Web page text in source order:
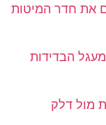
את חדר המיטות
הבדידות
מול דלק